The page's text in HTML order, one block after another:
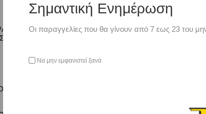
-
Σημαντική Ενημέρωση
Οι παραγγελίες που θα γίνουν από 7 εως 23 του
Να μην εμφανιστεί ξανά